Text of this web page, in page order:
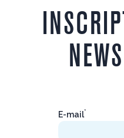
E-mail*